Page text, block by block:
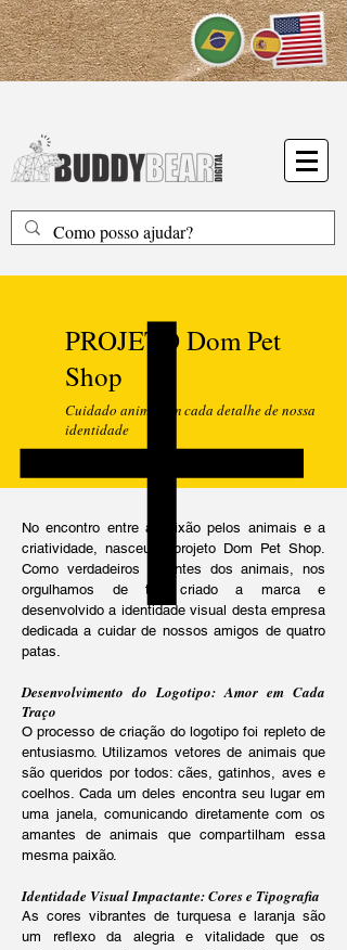
PROJETO Dom Pet
Shop
Cuidado animal em cada detalhe de nossa
identidade
No encontro entre a paixão pelos animais e a
criatividade, nasceu o projeto Dom Pet Shop.
Como verdadeiros amantes dos animais, nos
orgulhamos de ter criado a marca e
desenvolvido a identidade visual desta empresa
dedicada a cuidar de nossos amigos de quatro
patas.
Desenvolvimento do Logotipo: Amor em Cada
Traço
O processo de criação do logotipo foi repleto de
entusiasmo. Utilizamos vetores de animais que
são queridos por todos: cães, gatinhos, aves e
coelhos. Cada um deles encontra seu lugar em
uma janela, comunicando diretamente com os
amantes de animais que compartilham essa
mesma paixão.
Identidade Visual Impactante: Cores e Tipografia
As cores vibrantes de turquesa e laranja são
um reflexo da alegria e vitalidade que os